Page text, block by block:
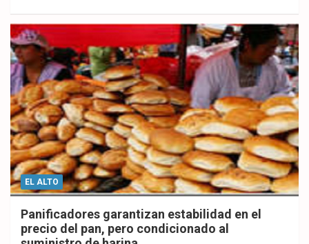
EL ALTO
Panificadores garantizan estabilidad en el
precio del pan, pero condicionado al